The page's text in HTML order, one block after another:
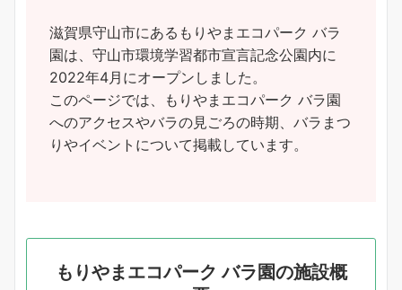
滋賀県守山市にあるもりやまエコパーク バラ
園は、守山市環境学習都市宣言記念公園内に
2022年4月にオープンしました。
このページでは、もりやまエコパーク バラ園
へのアクセスやバラの見ごろの時期、バラまつ
りやイベントについて掲載しています。
もりやまエコパーク バラ園の施設概